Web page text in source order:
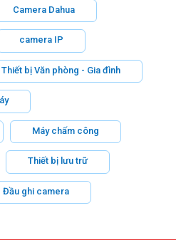
Camera Dahua
camera IP
Thiết bị Văn phòng - Gia đình
Máy chấm công
Thiết bị lưu trữ
Đầu ghi camera